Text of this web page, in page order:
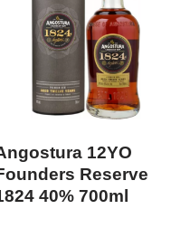
12YO
Reserve
40% 700ml